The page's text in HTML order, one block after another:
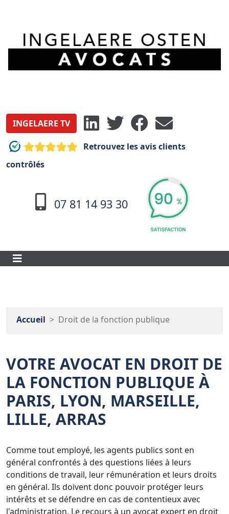
INGELAERE TV
Retrouvez les avis clients
contrôlés
07 81 14 93 30
Accueil Droit de la fonction publique
VOTRE AVOCAT EN DROIT DE
LA FONCTION PUBLIQUE À
PARIS, LYON, MARSEILLE,
LILLE, ARRAS
Comme tout employé, les agents publics sont en
général confrontés à des questions liées à leurs
conditions de travail, leur rémunération et leurs droits
en général. Ils doivent donc pouvoir protéger leurs
intérêts et se défendre en cas de contentieux avec
l'administration. Le recours à un avocat expert en droit